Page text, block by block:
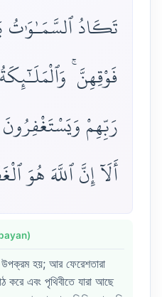
تَكَادُ ٱلسَّمَـٰوَٰتُ
فَوْقِهِنَّ
رَبِّهِمْ
أَلَآ إِنَّ ٱللَّهَ هُوَ
bayan)
হয়; আর ফেরেশতারা
করে এবং পৃথিবীতে যারা আছে